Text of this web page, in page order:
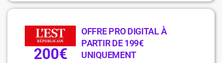
200€
OFFRE PRO DIGITAL À
PARTIR DE 199€
UNIQUEMENT